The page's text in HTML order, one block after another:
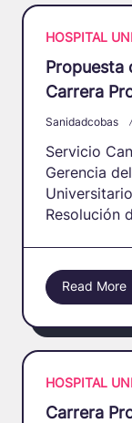
HOSPITAL
Propuesta
Carrera
Sanidadcobas
Servicio
Gerencia
Resolución
Read More
HOSPITAL
Carrera